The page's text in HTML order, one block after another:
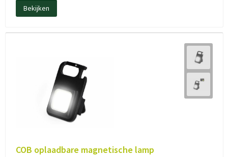
Bekijken
COB oplaadbare magnetische lamp